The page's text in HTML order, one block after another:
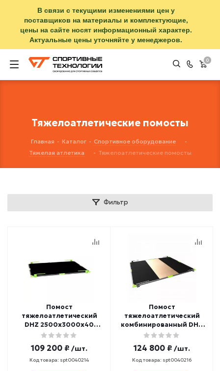
В связи с текущими изменениями цен у
поставщиков на материалы и комплектующие,
цены на сайте носят информационный характер.
Актуальные цены уточняйте у менеджеров.
0
Тяжелоатлетические помосты
Главная - Каталог - Спортивное оборудование
-
Тяжелая атлетика
- Тяжелоатлетические помосты
Фильтр
Помост
тяжелоатлетический
DHZ 2500х3000х40
(резина)
109 200 ₽ /шт.
Код товара: spt0040214
Помост
тяжелоатлетический
комбинированный DHZ
2500х3000х40 (фанера,
124 800 ₽ /шт.
Код товара: spt0040216